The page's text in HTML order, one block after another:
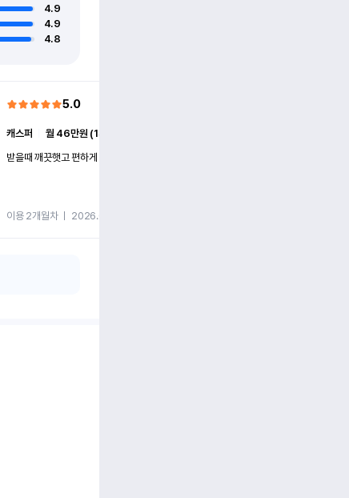
4.9
4.9
4.8
5.0
캐스퍼
월 46만원 (1개월)
받을때 깨끗햇고 편하게 잘이용했습니다!
이용 2개월차ㅣ 2026.07.08